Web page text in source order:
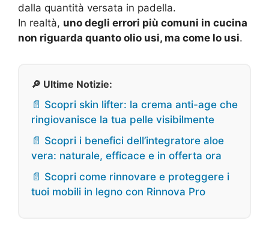
dalla quantità versata in padella.
In realtà, uno degli errori più comuni in cucina
non riguarda quanto olio usi, ma come lo usi.
🔎 Ultime Notizie:
📄 Scopri skin lifter: la crema anti-age che
ringiovanisce la tua pelle visibilmente
📄 Scopri i benefici dell’integratore aloe
vera: naturale, efficace e in offerta ora
📄 Scopri come rinnovare e proteggere i
tuoi mobili in legno con Rinnova Pro